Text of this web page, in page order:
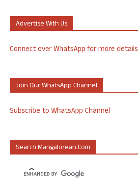
Advertise With Us
Connect over WhatsApp for more details
Join Our WhatsApp Channel
Subscribe to WhatsApp Channel
Search Mangalorean.com